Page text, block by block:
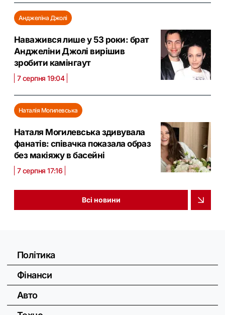
Анджеліна Джолі
Наважився лише у 53 роки: брат
Анджеліни Джолі вирішив
зробити камінгаут
7 серпня 19:04
Наталія Могилевська
Наталя Могилевська здивувала
фанатів: співачка показала образ
без макіяжу в басейні
7 серпня 17:16
Всі новини
Політика
Фінанси
Авто